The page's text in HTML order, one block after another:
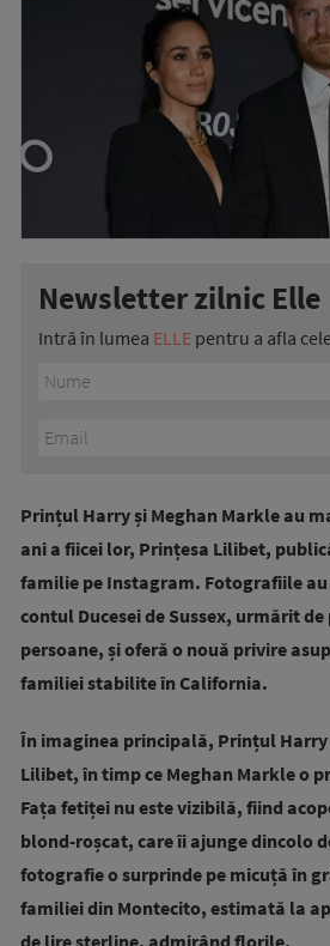
Newsletter zilnic Elle
Intră în lumea ELLE pentru a afla
Prințul Harry și Meghan Markle au
ani a fiicei lor, Prințesa Lilibet,
familie pe Instagram. Fotografiile
contul Ducesei de Sussex, urmărit
persoane, și oferă o nouă privire
familiei stabilite în California.
În imaginea principală, Prințul Harry
Lilibet, în timp ce Meghan Markle o
Fața fetiței nu este vizibilă, fiind
blond-roșcat, care îi ajunge dincolo
fotografie o surprinde pe micuță în
familiei din Montecito, estimată la